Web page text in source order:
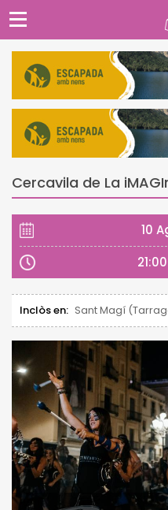
Cercavila de La
10
Inclòs en: Sant Magí